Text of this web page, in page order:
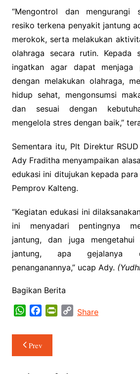
“Mengontrol dan
resiko terkena penyakit jantung
merokok, serta melakukan
olahraga secara rutin. Kepada
ingatkan agar dapat menjaga
dengan melakukan olahraga,
hidup sehat, mengonsumsi
dan sesuai dengan
mengelola stres dengan baik,”
Sementara itu, Plt Direktur
Ady Fraditha menyampaikan
edukasi ini ditujukan kepada
Pemprov Kalteng.
“Kegiatan edukasi ini
ini menyadari pentingnya
jantung, dan juga
jantung, apa gejalanya
penanganannya,” ucap Ady.
Bagikan Berita
W
a
t
s
c
e
b
CShare
Navigasi
pos
Prev